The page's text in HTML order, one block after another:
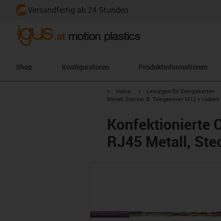
Versandfertig ab 24 Stunden
Shop Konfiguratoren Produktinformationen
igus-icon-arrow-right
Home igus-icon-arrow-right
Leitungen für Energieketten
Metall, Stecker B: Telegaertner M12 x codiert
Konfektionierte
RJ45 Metall,